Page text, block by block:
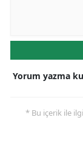
Yorum yazma
* Bu içerik ile